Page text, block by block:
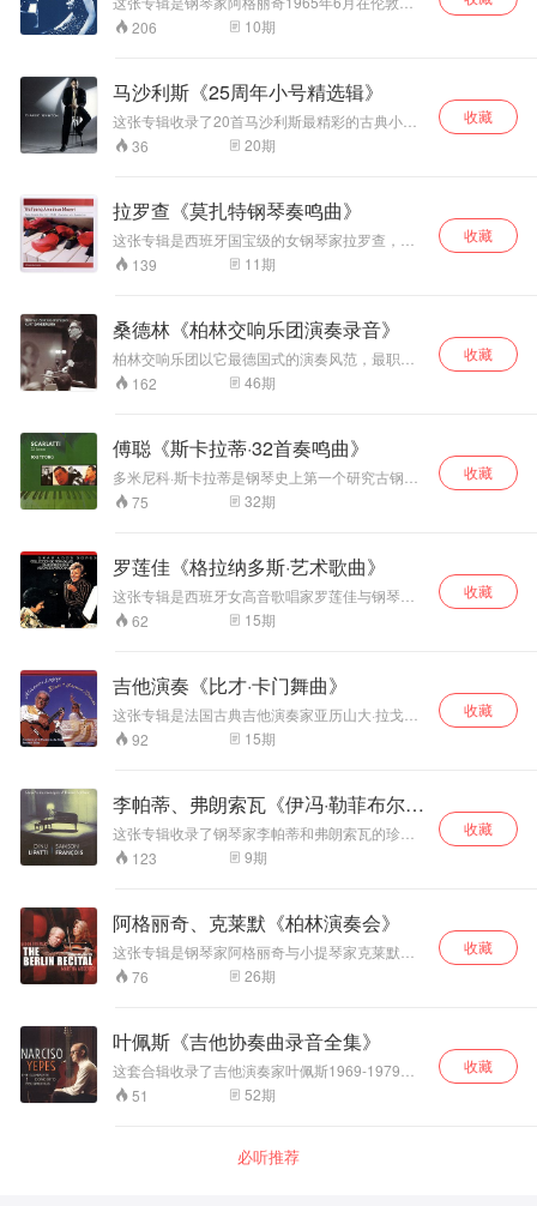
复调层次处理是一
大亮点，区别于很
戏剧化的处理方
式。 这版录音在伦
敦完成，钢琴音色
饱满自然，动态范
围大，是傅聪艺术
音。其中Op.48、
Op.62都是肖邦晚
期杰作：c小调
Op.48‑1 宏大悲
的夜曲，意境内敛
沧桑。
地剥离出来，而不
是一味朦胧的浪漫
处理上，自由速度
（rubato）克制而
有灵气，不会过度
拖沓煽情；部分曲
目速度比常见版本
促，重在音乐气韵
流动。
爱。玛莎·阿格里奇
流畅的音乐风格和
华丽的音色折服无
数乐迷。两位乐坛
曲》。两位大师的
精妙配合，让音乐
丽，丰富的泛音让
笛声更加飘逸高
贵。1975年是高威
气，音色明亮。具
有强烈的金属质
演奏技巧、丰富的
力度变化，音色自
然，钢琴高音区的
优秀平衡和生动的
空间感使这张唱片
更具聆听和收藏价
优秀的室内乐唱
片。 普罗科菲耶夫
《D大调第二号长
笛奏鸣曲》作品
沿袭了古典奏鸣曲
的结构，而在和声
部分技巧飞扬、充
满着戏剧般的张力
比路第一录音室录制的，这不仅是她24岁时在华
沙举行的1965年肖邦国际钢琴大赛上获得事业启
纪八十年代中期以来，她已经很少举行独奏演
出，而专注于演绎钢琴协奏曲以及室内乐。专辑
所选的作品显示了阿格丽奇的气度与精妙，一切
均以非凡的演奏技巧所打造。阿格丽奇对这些肖
邦乐曲作出了强大的诠释，极端的热情、华美和
拒。在《第三钢琴奏鸣曲》中，长延音的使用使
得整部作品非常明亮，如诗如画的浪漫，区区数
个音符就足以令人陶醉。在《降A大调波兰舞曲》
中，阿格丽奇精彩绝伦的技术把整部作品的主
206 10期
马沙利斯《25周年小号精选辑》
这张专辑收录了20首马沙利斯最精彩的古典小号
演奏，这些录音表现出惊人的技巧性和无与伦比
的音乐性，更重要的是，马沙利斯以他的敏锐直
定义了美的理想。与一般的古典小号专辑不同，
马沙利斯的演奏在音色、技巧、音乐及个性上表
现出了不可思议的谐和与完美。马沙利斯的绝妙
演奏让所有人不得不为之叹服，他细致纯净而光
芒四射的神奇声音深深吸引着你，把你带到生命
的一切”。
36 20期
收藏
拉罗查《莫扎特钢琴奏鸣曲》
这张专辑是西班牙国宝级的女钢琴家拉罗查，演
奏莫扎特清新自然、鬼斧神工的三部《钢琴奏鸣
曲》K.330、331、545和《幻想曲》K.475、
之七彩融于一体的，出奇的妩媚、温存和飘逸。
《日本唱片艺术》评价拉罗查“除了擅长西班牙作
品外，弹奏莫扎特的钢琴曲也是她的看家本领，
她弹奏的莫扎特《钢琴奏鸣曲》不愠不火，简朴
中蕴含着浓厚的诗意”，因此，她被尊称为“莫扎特
炙人口的《A大调钢琴奏鸣曲》K.331第三乐章
《土耳其进行曲》演奏得更是饶富趣味。专辑的
演奏、录音都是一流，获得《日本唱片艺术》的
推荐。这张24位版本比老版音质更加细腻，音色
139 11期
收藏
桑德林《柏林交响乐团演奏录音》
柏林交响乐团以它最德国式的演奏风范，最职业
化的演奏热情以及全体团员德国式的合作精神常
年获得了音乐界同仁和广大观众的赞许和认可。
交响乐团持着长期的合作演出。
162 46期
收藏
傅聪《斯卡拉蒂·32首奏鸣曲》
多米尼科·斯卡拉蒂是钢琴史上第一个研究古钢琴
音乐自由风格特点的作曲家,是现代钢琴音乐的伟
大奠基者.他创作的键盘奏鸣曲在结构和声、音乐
的发展起到了重要的作用.学习和研究他的键盘音
乐,对我们准确的把握各个时期的键盘音乐风格具
有重要意义。 傅聪对斯卡拉蒂的演绎，是将东方
诗性美学与巴洛克键盘音乐精髓完美融合的典
范，尤其在这张《32 首奏鸣曲》专辑中体现得淋
克演奏常见的生硬感。休止符处理极具呼吸感，
每个停顿后都能引出灵动的旋律线条，让音符仿
佛“从琴键上飘起”，充满飞翔的愉悦感。和声部分
如水波荡漾，轻柔时如落英缤纷，营造出朦胧而
75 32期
收藏
罗莲佳《格拉纳多斯·艺术歌曲》
这张专辑是西班牙女高音歌唱家罗莲佳与钢琴家
拉罗查合作，演唱格拉纳多斯的声乐套曲《古风
短歌集》、《爱情歌曲集》。 《古风短歌集》声
六世纪的诗歌。格拉纳多斯的音乐风格受到西班
牙民间音乐的影响，作品中常常融入了弗拉门戈
等元素。《古风短歌集》也不例外，它具有浓郁
的西班牙风格，旋律优美、节奏独特。《古风短
歌集》中每首歌曲都有不同的主题，例如爱情、
独唱形式呈现，演唱者需要具备较高的音乐技巧
和表现力，以展现出歌曲中的情感和意境。这是
格拉纳多斯的代表作之一，它展现了西班牙音乐
的独特魅力，对后来的西班牙音乐发展产生了重
62 15期
收藏
吉他演奏《比才·卡门舞曲》
这张专辑是法国古典吉他演奏家亚历山大·拉戈亚
（Alexandre Lagoya，1929-1999）演奏他自己
改编比才的《卡门舞曲》和其他作曲家的吉他作
他神采飞扬，充满了吉普赛音乐的狂放和热情，
把比才的卡门内在性格表现得淋漓尽致。
92 15期
收藏
李帕蒂、弗朗索瓦《伊冯·勒菲布尔的
和声》
这张专辑收录了钢琴家李帕蒂和弗朗索瓦的珍贵
录音。包括：1、李帕蒂与卡拉扬指挥的卢塞恩音
乐节管弦乐团合作，演奏莫扎特《第21钢琴协奏
斯坦指挥的纽约爱乐乐团合作，演奏普罗科菲耶
夫《第五钢琴协奏曲》，1960年10月29日在卡内
基音乐厅录制；3、弗朗索瓦独奏德彪西《甚慢板
圆舞曲》，1962年1月23日录制。
123 9期
收藏
阿格丽奇、克莱默《柏林演奏会》
这张专辑是钢琴家阿格丽奇与小提琴家克莱默，
2006年12月11日柏林演奏会的现场录音。这张激
动人心的专辑见证了传奇钢琴家阿格丽奇与她那
作。两位音乐家都是传奇的独奏家，他们都对室
内乐有着深厚的奉献精神，并致力于推荐有才华
的年轻艺术家。阿格丽奇每年都会举办卢加诺室
内乐音乐节，克莱默则有波罗的海室内乐团，致
力于培养来自波罗的海三国的优秀年轻音乐家。
伴奏小提琴奏鸣曲》成为焦点。阿格丽奇以舒曼
76 26期
收藏
叶佩斯《吉他协奏曲录音全集》
这套合辑收录了吉他演奏家叶佩斯1969-1979年
间录制的吉他协奏曲，包括：罗德里戈、维瓦尔
第、朱利亚尼、巴卡里塞、阿尔夫特、欧哈纳、
科等作曲家的作品。 那西索·叶佩斯（Narciso
Yepes，1927-1997）西班牙吉他演奏家。四岁
51 52期
收藏
必听推荐